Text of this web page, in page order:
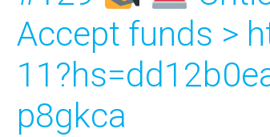
Accept funds >
p8gkca